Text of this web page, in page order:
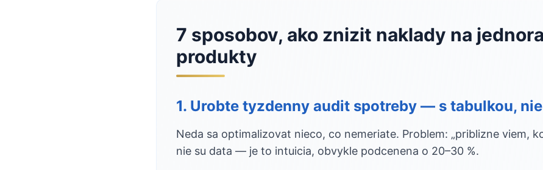
7 sposobov, ako znizit naklady na
produkty
1. Urobte tyzdenny audit spotreby — s tabulkou,
Neda sa optimalizovat nieco, co nemeriate. Problem: „priblizne viem,
nie su data — je to intuicia, obvykle podcenena o 20–30 %.